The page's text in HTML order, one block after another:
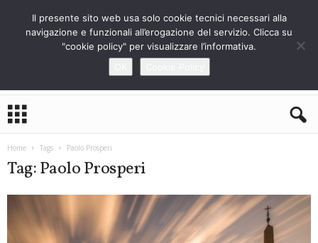
S
Home Tags Paolo Prosperi
Tag: Paolo Prosperi
Il presente sito web usa solo cookie tecnici necessari alla
navigazione e funzionali all’erogazione del servizio. Clicca su
"cookie policy" per visualizzare l’informativa.